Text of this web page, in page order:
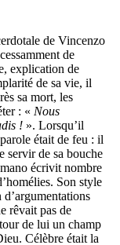
de Vincenzo
de
explication de
de sa vie, il
sa mort, les
: « Nous
! ». Lorsqu’il
était de feu : il
servir de sa bouche
écrivit nombre
Son style
rêvait pas de
de lui un champ
Célèbre était la